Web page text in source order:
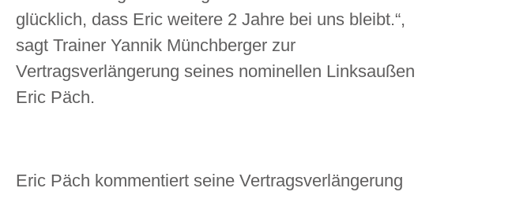
glücklich, dass Eric weitere 2 Jahre bei uns bleibt.“,
sagt Trainer Yannik Münchberger zur
Vertragsverlängerung seines nominellen Linksaußen
Eric Päch.
Eric Päch kommentiert seine Vertragsverlängerung